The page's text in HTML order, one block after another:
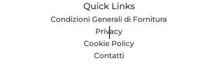
Quick Links
Condizioni Generali di Fornitura
Privacy
Cookie Policy
Contatti